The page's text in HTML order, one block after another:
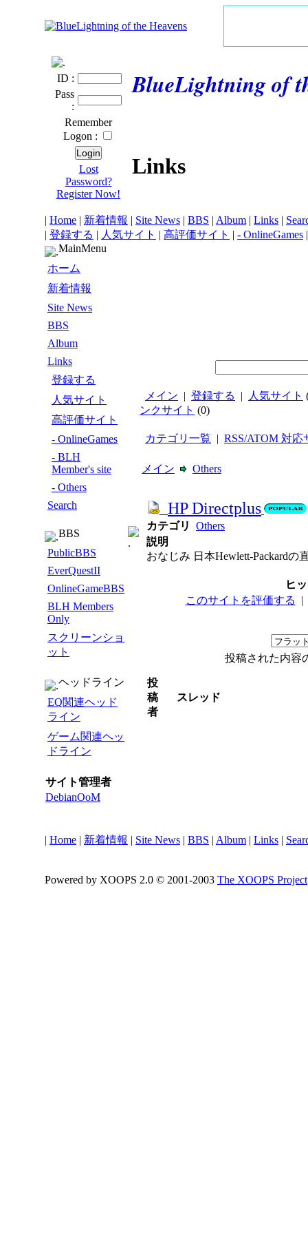
ID :
Pass
:
Remember
Logon :
Lost
Password?
Register Now!
BlueLightning of
Links
| Home | 新着情報 | Site News | BBS | Album | Links |
| 登録する | 人気サイト | 高評価サイト | - OnlineGames
MainMenu
ホーム
新着情報
Site News
BBS
Album
Links
登録する
人気サイト
高評価サイト
- OnlineGames
- BLH
Member's site
- Others
Search
BBS
PublicBBS
EverQuestII
OnlineGameBBS
BLH Members
Only
スクリーンショ
ット
ヘッドライン
EQ関連ヘッド
ライン
ゲーム関連ヘッ
ドライン
サイト管理者
DebianOoM
メイン | 登録する | 人気サイト
ンクサイト (0)
カテゴリ一覧 | RSS/ATOM 対応
メイン Others
HP Directplus
カテゴリ
Others
説明
おなじみ 日本Hewlett-Packardの
ヒ
このサイトを評価する |
投稿された内容
投
稿
者
スレッド
| Home | 新着情報 | Site News | BBS | Album | Links |
Powered by XOOPS 2.0 © 2001-2003 The XOOPS Project